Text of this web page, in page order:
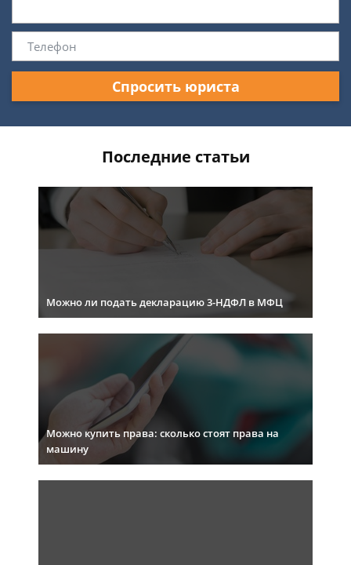
Спросить юриста
Последние статьи
Можно ли подать декларацию 3-НДФЛ в МФЦ
Можно купить права: сколько стоят права на
машину